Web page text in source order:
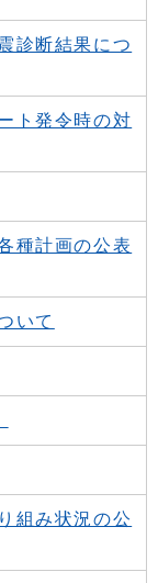
診断結果につ
ト発令時の対
種計画の公表
いて
組み状況の公